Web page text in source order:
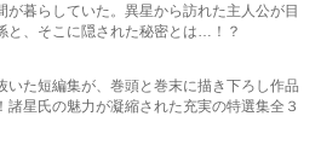
暮らしていた。異星から訪れた主人公が目
と、そこに隠された秘密とは…！？
いた短編集が、巻頭と巻末に描き下ろし作品
諸星氏の魅力が凝縮された充実の特選集全３